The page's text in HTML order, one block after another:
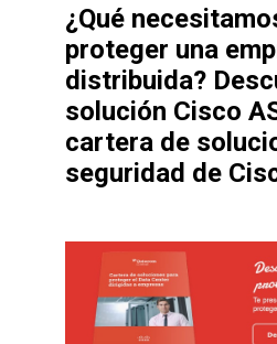
¿Qué
proteger una
distribuida?
solución Cisco
cartera de
seguridad de